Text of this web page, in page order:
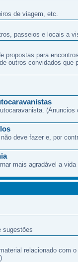
de viagem, etc.
passeios e locais a
propostas para
outros convidados que
(Anuncios
deve fazer e, por
mais agradável a vida
sugestões
relacionado com